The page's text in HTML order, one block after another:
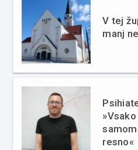
V tej
manj
resno«